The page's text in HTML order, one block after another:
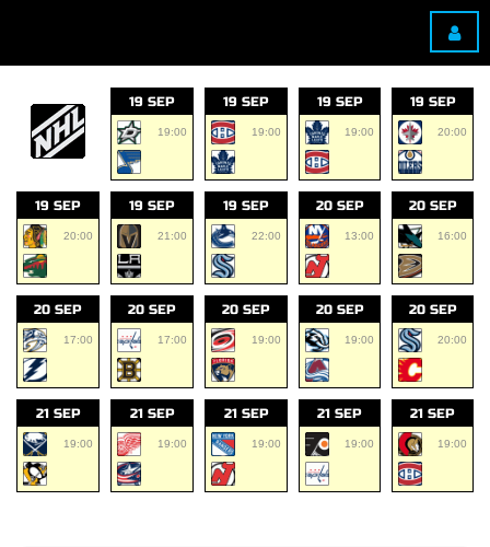
19 SEP
19:00
19 SEP
19:00
19 SEP
19:00
19 SEP
20:00
19 SEP
20:00
19 SEP
21:00
19 SEP
22:00
20 SEP
13:00
20 SEP
16:00
20 SEP
17:00
20 SEP
17:00
20 SEP
19:00
20 SEP
19:00
20 SEP
20:00
21 SEP
19:00
21 SEP
19:00
21 SEP
19:00
21 SEP
19:00
21 SEP
19:00